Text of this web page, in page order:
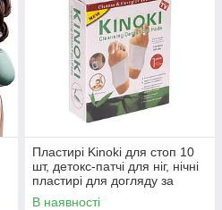
Пластирі Kinoki для стоп 10
шт, детокс-патчі для ніг, нічні
пластирі для догляду за
стопами
В наявності